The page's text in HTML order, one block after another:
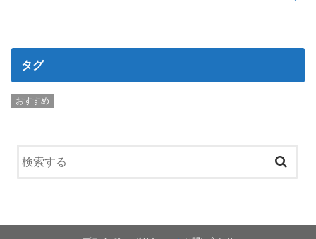
タグ
おすすめ